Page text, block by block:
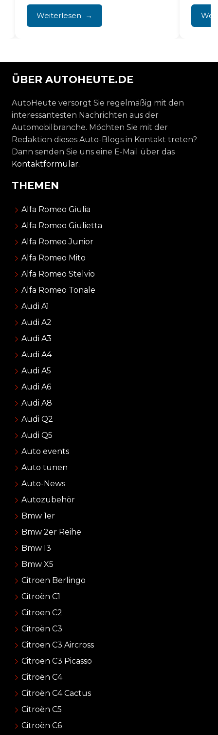
Weiterlesen
ÜBER AUTOHEUTE.DE
AutoHeute versorgt Sie regelmäßig mit den
interessantesten Nachrichten aus der
Automobilbranche. Möchten Sie mit der
Redaktion dieses Auto-Blogs in Kontakt treten?
Dann senden Sie uns eine E-Mail über das
Kontaktformular.
THEMEN
Alfa Romeo Giulia
Alfa Romeo Giulietta
Alfa Romeo Junior
Alfa Romeo Mito
Alfa Romeo Stelvio
Alfa Romeo Tonale
Audi A1
Audi A2
Audi A3
Audi A4
Audi A5
Audi A6
Audi A8
Audi Q2
Audi Q5
Auto events
Auto tunen
Auto-News
Autozubehör
Bmw 1er
Bmw 2er Reihe
Bmw I3
Bmw X5
Citroen Berlingo
Citroën C1
Citroen C2
Citroën C3
Citroen C3 Aircross
Citroën C3 Picasso
Citroën C4
Citroën C4 Cactus
Citroën C5
Citroën C6